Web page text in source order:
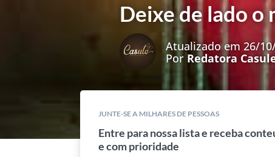
Deixe de lado o
Atualizado em 26/
Por Redatora
JUNTE-SE A MILHARES DE PESSOAS
Entre para nossa lista e receba
e com prioridade